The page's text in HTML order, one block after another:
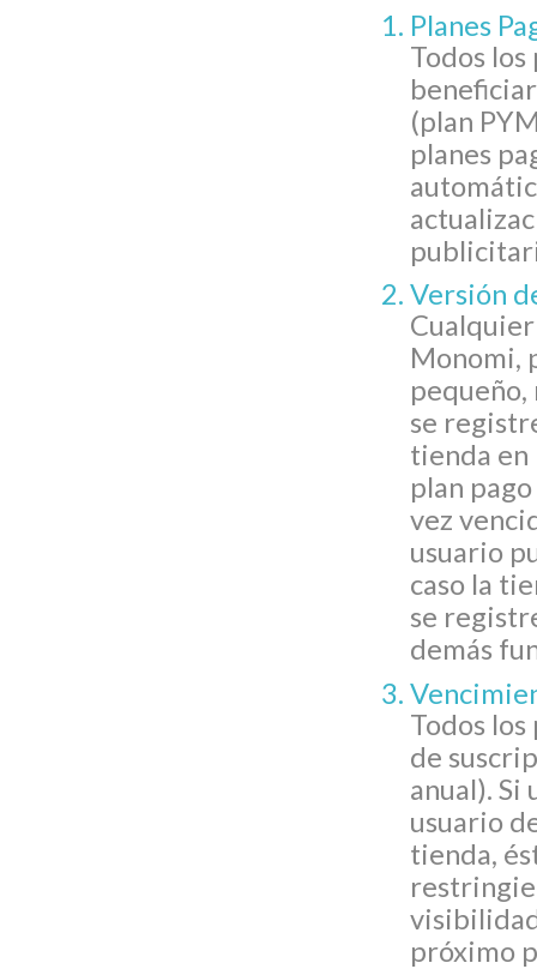
Planes
Todos
(plan
planes
Versión
Monomi,
pequeño,
se
tienda en
plan
vez
usuario
caso la
se
demás
Todos
de
anual). Si
usuario
tienda,
próximo